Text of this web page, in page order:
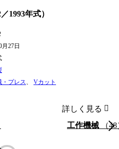
1993年式）
月27日
・プレス、 Vカット
詳しく見る
工作機械 （